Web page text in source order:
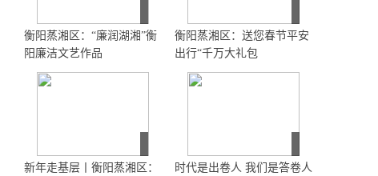
衡阳蒸湘区：“廉润湖湘”衡
阳廉洁文艺作品
衡阳蒸湘区：送您春节平安
出行“千万大礼包
新年走基层丨衡阳蒸湘区：
时代是出卷人 我们是答卷人